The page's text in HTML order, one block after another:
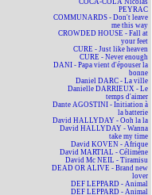
COCA-COLA Nicolas
PEYRAC
COMMUNARDS - Don't leave
me this way
CROWDED HOUSE - Fall at
your feet
CURE - Just like heaven
CURE - Never enough
DANI - Papa vient d'épouser la
bonne
Daniel DARC - La ville
Danielle DARRIEUX - Le
temps d'aimer
Dante AGOSTINI - Initiation à
la batterie
David HALLYDAY - Ooh la la
David HALLYDAY - Wanna
take my time
David KOVEN - Afrique
David MARTIAL - Célimène
David Mc NEIL - Tiramisu
DEAD OR ALIVE - Brand new
lover
DEF LEPPARD - Animal
DEF LEPPARD - Animal